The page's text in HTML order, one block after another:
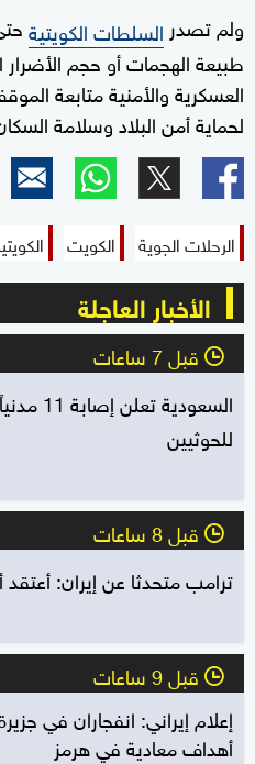
ولم تصدر السلطات الكويتية
طبيعة الهجمات أو حجم
العسكرية والأمنية متابعة
لحماية أمن البلاد وسلامة
الرحلات الجوية الكويت
الأخبار العاجلة
l قبل 7 ساعات
للحوثيين
l قبل 8 ساعات
ترامب متحدثا عن إيران:
l قبل 9 ساعات
إعلام إيراني: انفجاران في
أهداف معادية في هرمز